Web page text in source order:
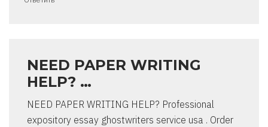
NEED PAPER WRITING
HELP? …
NEED PAPER WRITING HELP? Professional
expository essay ghostwriters service usa . Order